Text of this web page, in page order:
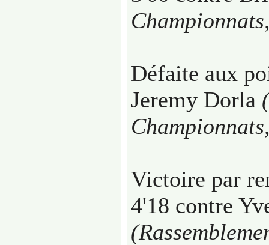
Défaite aux
Jeremy Dorla
Victoire par
4'18 contre